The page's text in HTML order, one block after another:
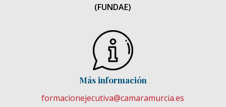
(FUNDAE)
Más información
formacionejecutiva@camaramurcia.es